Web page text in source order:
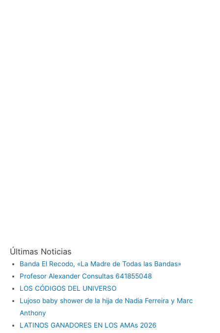
Últimas Noticias
Banda El Recodo, «La Madre de Todas las Bandas»
Profesor Alexander Consultas 641855048
LOS CÓDIGOS DEL UNIVERSO
Lujoso baby shower de la hija de Nadia Ferreira y Marc
Anthony
LATINOS GANADORES EN LOS AMAs 2026